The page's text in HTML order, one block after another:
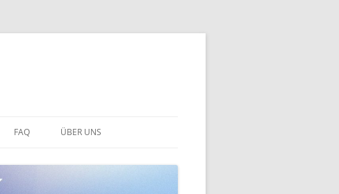
FAQ ÜBER UNS